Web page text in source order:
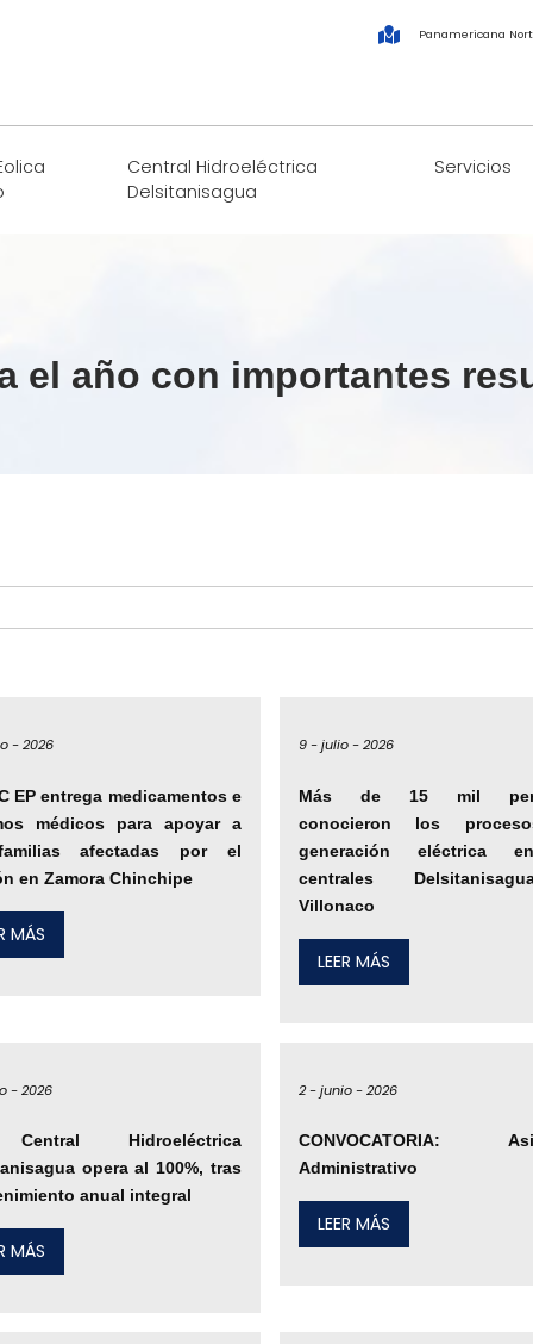
Panamericana
Central Hidroeléctrica
Delsitanisagua
Servicios
el año con importantes
- 2026
EP entrega medicamentos e
médicos para apoyar a
afectadas por el
en Zamora Chinchipe
MÁS
9 - julio - 2026
Más de 15 mil
conocieron los
generación eléctrica
centrales
Villonaco
LEER MÁS
- 2026
Hidroeléctrica
opera al 100%, tras
anual integral
MÁS
2 - junio - 2026
CONVOCATORIA:
Administrativo
LEER MÁS